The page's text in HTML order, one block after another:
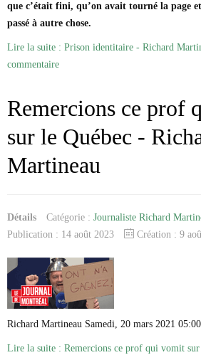
que c’était fini, qu’on avait tourné la page
passé à autre chose.
Lire la suite : Prison identitaire - Richard
commentaire
Remercions ce prof
sur le Québec -
Martineau
Détails Catégorie : Journaliste Richard
Publication : 14 août 2023
Création : 9
Richard Martineau Samedi, 20 mars 2021
Lire la suite : Remercions ce prof qui vomit